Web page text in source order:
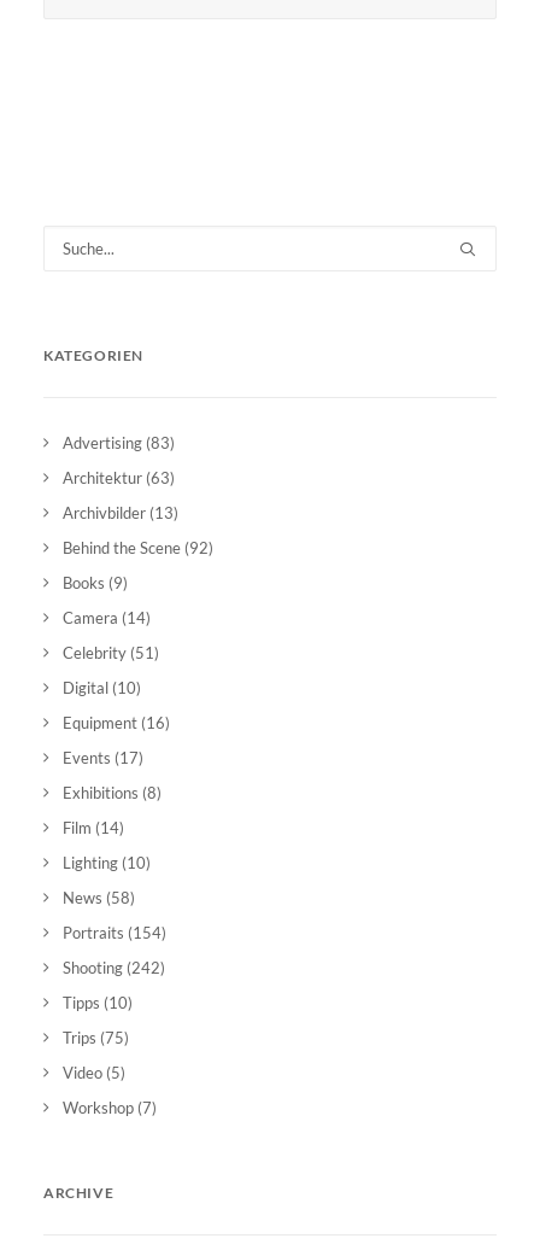
KATEGORIEN
Advertising (83)
Architektur (63)
Archivbilder (13)
Behind the Scene (92)
Books (9)
Camera (14)
Celebrity (51)
Digital (10)
Equipment (16)
Events (17)
Exhibitions (8)
Film (14)
Lighting (10)
News (58)
Portraits (154)
Shooting (242)
Tipps (10)
Trips (75)
Video (5)
Workshop (7)
ARCHIVE